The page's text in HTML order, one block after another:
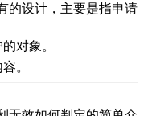
的设计，主要是指申请
对象。
。